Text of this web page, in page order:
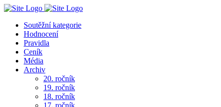
Soutěžní kategorie
Hodnocení
Pravidla
Ceník
Média
Archiv
20. ročník
19. ročník
18. ročník
17. ročník